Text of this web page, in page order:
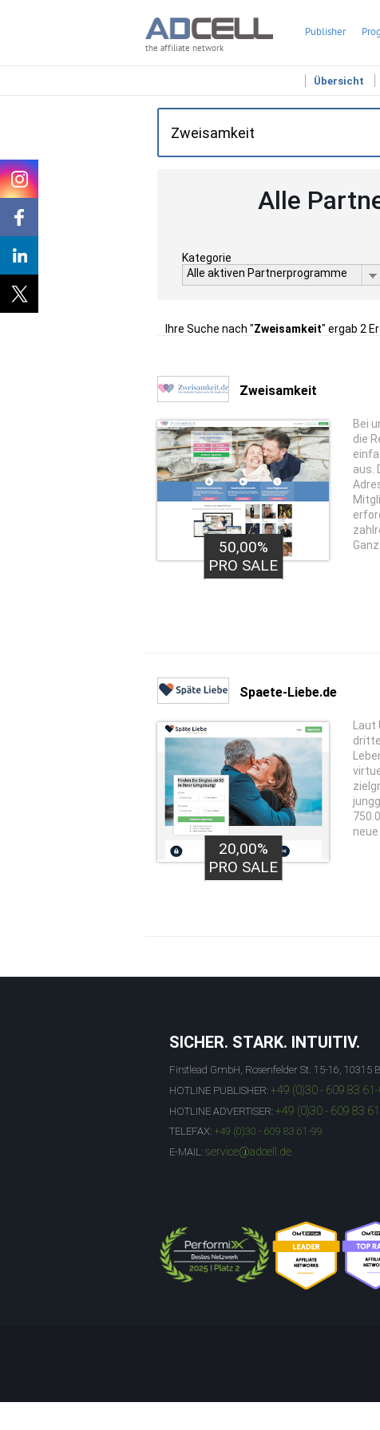
the affiliate network
Publisher
Übersicht
Alle
Kategorie
Alle aktiven Partnerprogramme
Ihre Suche nach "Zweisamkeit" ergab 2
Zweisamkeit
0,50€
PRO LEAD
50,00%
PRO SALE
Bei
die
aus.
Spaete-Liebe.de
20,00%
PRO SALE
neue
SICHER. STARK. INTUITIV.
Firstlead GmbH, Rosenfelder St. 15-16, 10315
HOTLINE PUBLISHER: +49 (0)30 - 609 83
HOTLINE ADVERTISER: +49 (0)30 - 609 83
TELEFAX: +49 (0)30 - 609 83 61-99
E-MAIL: service@adcell.de